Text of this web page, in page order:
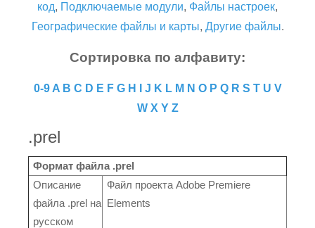
код, Подключаемые модули, Файлы настроек,
Географические файлы и карты, Другие файлы.
Сортировка по алфавиту:
0-9 A B C D E F G H J K L M N O P Q R S T U V
W X Y Z
.prel
Формат файла .prel
Описание
файла .prel на
русском
Файл проекта Adobe Premiere
Elements